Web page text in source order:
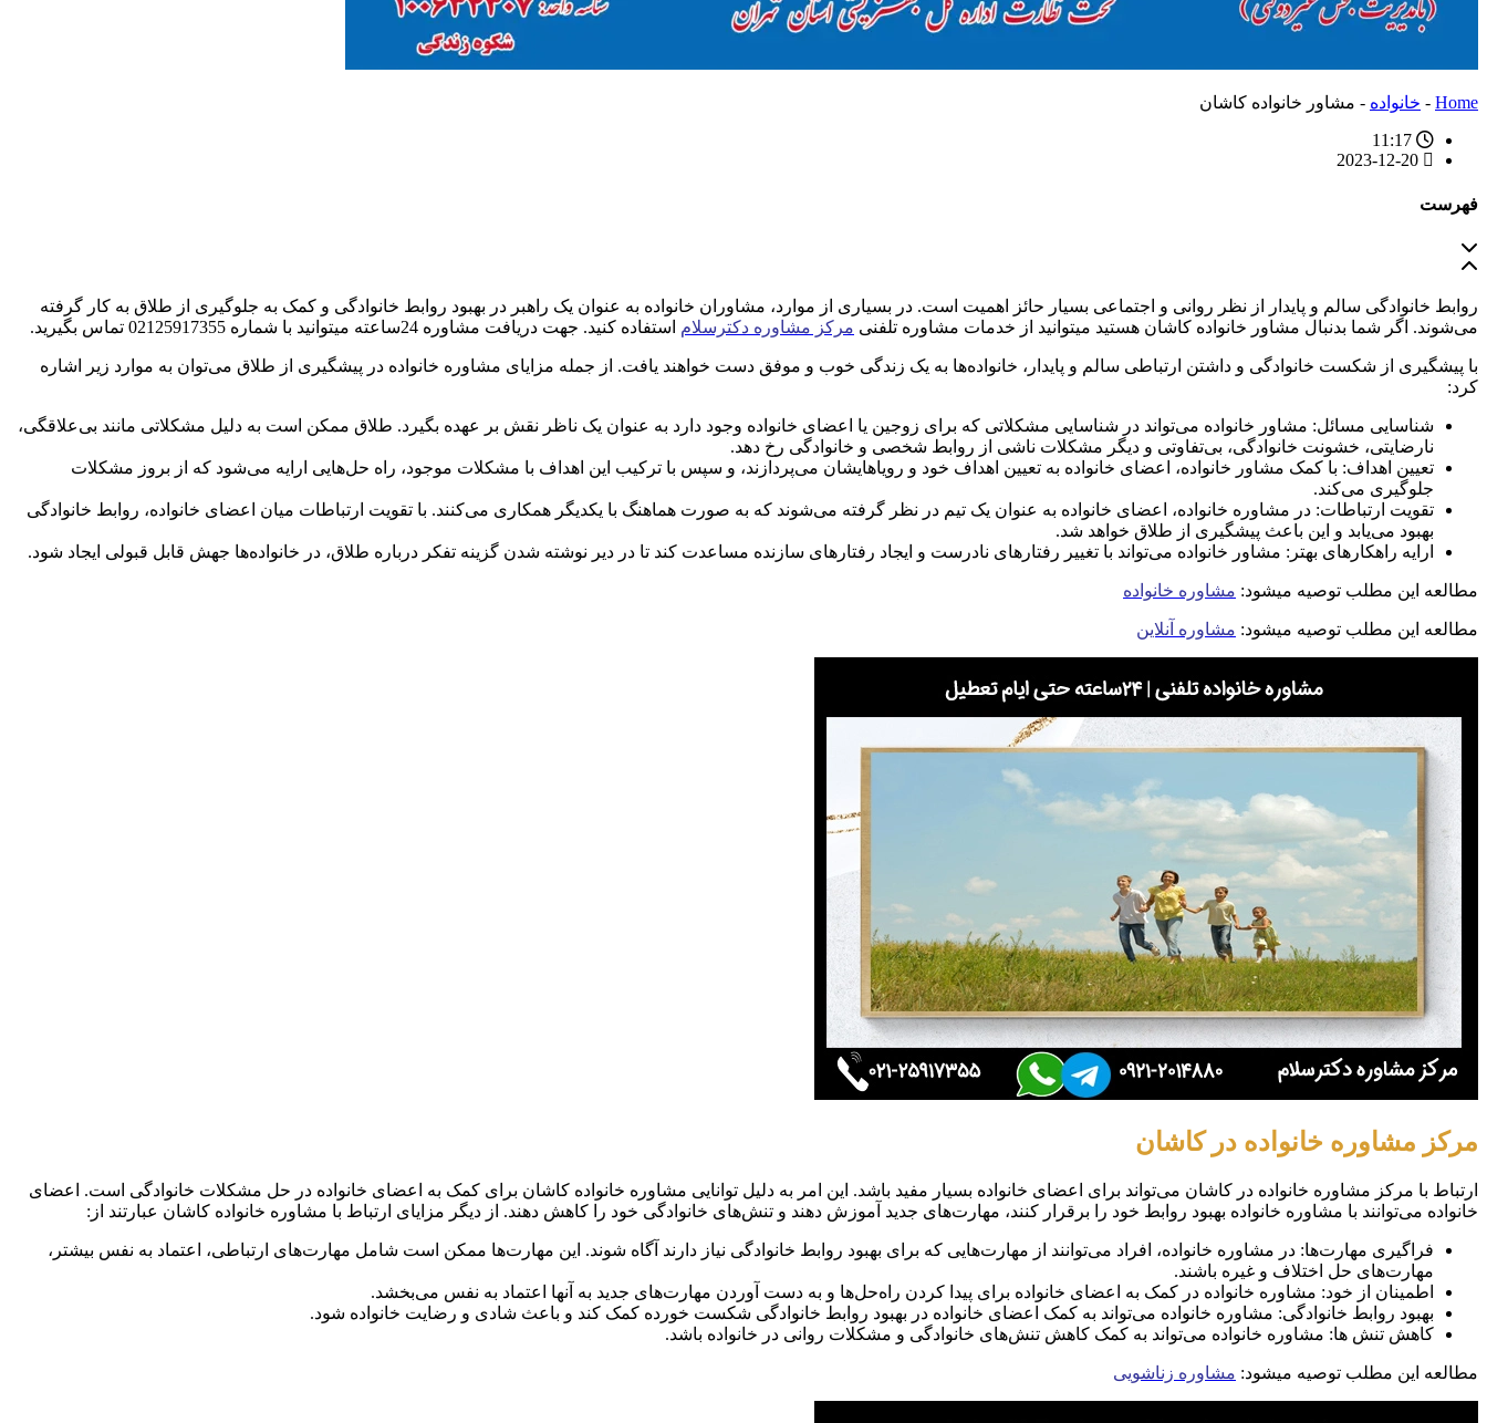
Home
- خانواده - مشاور خانواده کاشان
11:17
2023-12-20
فهرست
روابط خانوادگی سالم و پایدار از نظر روانی و اجتماعی بسیار حائز اهمیت است. در بسیاری از موارد، مشاوران خانواده به عنوان یک راهبر در بهبود روابط خانوادگی و کمک به جلوگیری از طلاق به کار گرفته
می‌شوند. اگر شما بدنبال مشاور خانواده کاشان هستید میتوانید از خدمات مشاوره تلفنی مرکز مشاوره دکترسلام استفاده کنید. جهت دریافت مشاوره 24ساعته میتوانید با شماره 02125917355 تماس بگیرید.
با پیشگیری از شکست خانوادگی و داشتن ارتباطی سالم و پایدار، خانواده‌ها به یک زندگی خوب و موفق دست خواهند یافت. از جمله مزایای مشاوره خانواده در پیشگیری از طلاق می‌توان به موارد زیر اشاره
کرد:
شناسایی مسائل: مشاور خانواده می‌تواند در شناسایی مشکلاتی که برای زوجین یا اعضای خانواده وجود دارد به عنوان یک ناظر نقش بر عهده بگیرد. طلاق ممکن است به دلیل مشکلاتی مانند بی‌علاقگی،
نارضایتی، خشونت خانوادگی، بی‌تفاوتی و دیگر مشکلات ناشی از روابط شخصی و خانوادگی رخ دهد.
تعیین اهداف: با کمک مشاور خانواده، اعضای خانواده به تعیین اهداف خود و رویاهایشان می‌پردازند، و سپس با ترکیب این اهداف با مشکلات موجود، راه حل‌هایی ارایه می‌شود که از بروز مشکلات
جلوگیری می‌کند.
تقویت ارتباطات: در مشاوره خانواده، اعضای خانواده به عنوان یک تیم در نظر گرفته می‌شوند که به صورت هماهنگ با یکدیگر همکاری می‌کنند. با تقویت ارتباطات میان اعضای خانواده، روابط خانوادگی
بهبود می‌یابد و این باعث پیشگیری از طلاق خواهد شد.
ارایه راهکارهای بهتر: مشاور خانواده می‌تواند با تغییر رفتارهای نادرست و ایجاد رفتارهای سازنده مساعدت کند تا در دیر نوشته شدن گزینه تفکر درباره طلاق، در خانواده‌ها جهش قابل قبولی ایجاد شود.
مطالعه این مطلب توصیه میشود: مشاوره خانواده
مطالعه این مطلب توصیه میشود: مشاوره آنلاین
مرکز مشاوره خانواده در کاشان
ارتباط با مرکز مشاوره خانواده در کاشان می‌تواند برای اعضای خانواده بسیار مفید باشد. این امر به دلیل توانایی مشاوره خانواده کاشان برای کمک به اعضای خانواده در حل مشکلات خانوادگی است. اعضای
خانواده می‌توانند با مشاوره خانواده بهبود روابط خود را برقرار کنند، مهارت‌های جدید آموزش دهند و تنش‌های خانوادگی خود را کاهش دهند. از دیگر مزایای ارتباط با مشاوره خانواده کاشان عبارتند از:
فراگیری مهارت‌ها: در مشاوره خانواده، افراد می‌توانند از مهارت‌هایی که برای بهبود روابط خانوادگی نیاز دارند آگاه شوند. این مهارت‌ها ممکن است شامل مهارت‌های ارتباطی، اعتماد به نفس بیشتر،
مهارت‌های حل اختلاف و غیره باشند.
اطمینان از خود: مشاوره خانواده در کمک به اعضای خانواده برای پیدا کردن راه‌حل‌ها و به دست آوردن مهارت‌های جدید به آنها اعتماد به نفس می‌بخشد.
بهبود روابط خانوادگی: مشاوره خانواده می‌تواند به کمک اعضای خانواده در بهبود روابط خانوادگی شکست خورده کمک کند و باعث شادی و رضایت خانواده شود.
کاهش تنش ها: مشاوره خانواده می‌تواند به کمک کاهش تنش‌های خانوادگی و مشکلات روانی در خانواده باشد.
مطالعه این مطلب توصیه میشود: مشاوره زناشویی